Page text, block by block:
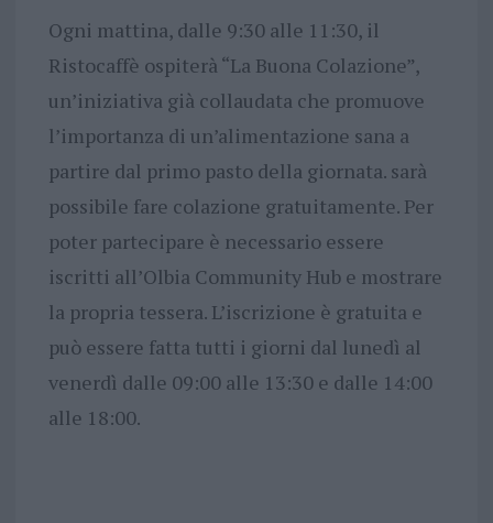
Ogni mattina, dalle 9:30 alle 11:30, il
Ristocaffè ospiterà “La Buona Colazione”,
un’iniziativa già collaudata che promuove
l’importanza di un’alimentazione sana a
partire dal primo pasto della giornata. sarà
possibile fare colazione gratuitamente. Per
poter partecipare è necessario essere
iscritti all’Olbia Community Hub e mostrare
la propria tessera. L’iscrizione è gratuita e
può essere fatta tutti i giorni dal lunedì al
venerdì dalle 09:00 alle 13:30 e dalle 14:00
alle 18:00.